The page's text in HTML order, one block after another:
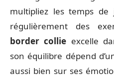
multipliez les temps de
régulièrement des
border collie excelle
son équilibre dépend
aussi bien sur ses